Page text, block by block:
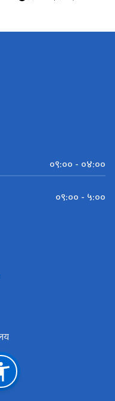
०९:०० - ०४:००
०९:०० - ५:००